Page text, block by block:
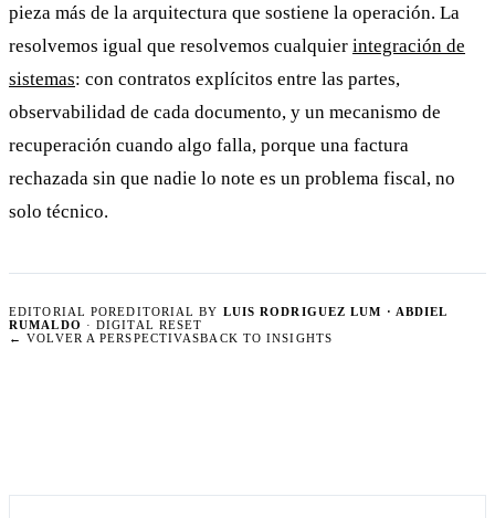
pieza más de la arquitectura que sostiene la operación. La
resolvemos igual que resolvemos cualquier integración de
sistemas: con contratos explícitos entre las partes,
observabilidad de cada documento, y un mecanismo de
recuperación cuando algo falla, porque una factura
rechazada sin que nadie lo note es un problema fiscal, no
solo técnico.
EDITORIAL POREDITORIAL BY LUIS RODRIGUEZ LUM · ABDIEL
RUMALDO · DIGITAL RESET
←
VOLVER A PERSPECTIVASBACK TO INSIGHTS